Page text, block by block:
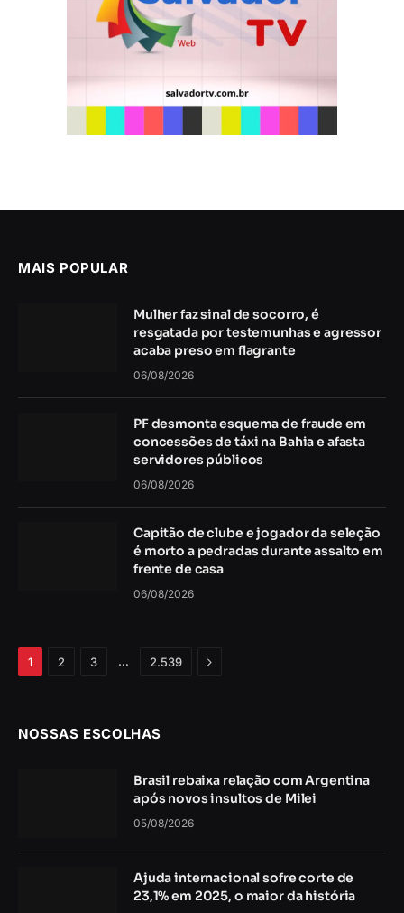
MAIS POPULAR
Mulher faz sinal de socorro, é
resgatada por testemunhas e agressor
acaba preso em flagrante
06/08/2026
PF desmonta esquema de fraude em
concessões de táxi na Bahia e afasta
servidores públicos
06/08/2026
Capitão de clube e jogador da seleção
é morto a pedradas durante assalto em
frente de casa
06/08/2026
1 2 3 … 2.539 Próximo
NOSSAS ESCOLHAS
Brasil rebaixa relação com Argentina
após novos insultos de Milei
05/08/2026
Ajuda internacional sofre corte de
23,1% em 2025, o maior da história